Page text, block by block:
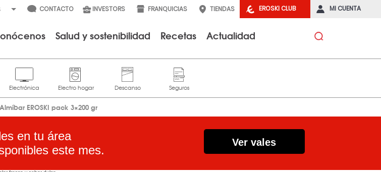
EROSKI CLUB MI CUENTA
CONTACTO INVESTORS FRANQUICIAS TIENDAS
Salud y sostenibilidad Recetas Actualidad
EROSKI pack 3×200 gr
en tu área
este mes.
Ver vales